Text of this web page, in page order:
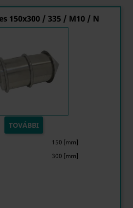
150x300 / 335 / M10 / N
TOVÁBBI
150 [mm]
300 [mm]